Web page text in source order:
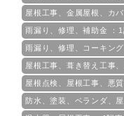
屋根工事、金属屋根、カ
雨漏り、修理、補助金 ：
雨漏り、修理、コーキン
屋根工事、葺き替え工事
屋根点検、屋根工事、悪
防水、塗装、ベランダ、